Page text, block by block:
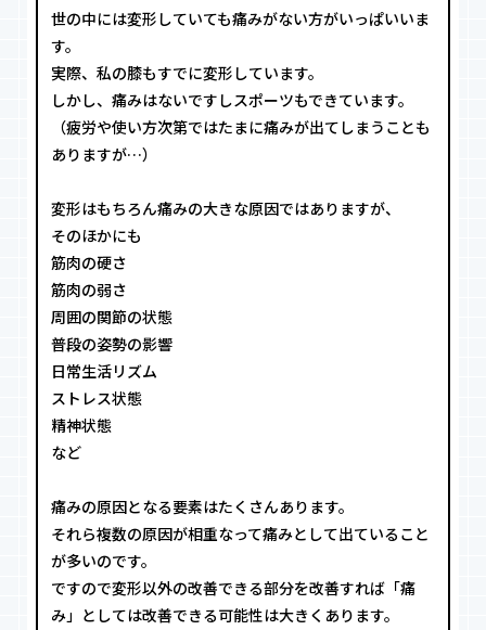
世の中には変形していても痛みがない方がいっぱいいま
す。
実際、私の膝もすでに変形しています。
しかし、痛みはないですしスポーツもできています。
（疲労や使い方次第ではたまに痛みが出てしまうことも
ありますが…）
変形はもちろん痛みの大きな原因ではありますが、
そのほかにも
筋肉の硬さ
筋肉の弱さ
周囲の関節の状態
普段の姿勢の影響
日常生活リズム
ストレス状態
精神状態
など
痛みの原因となる要素はたくさんあります。
それら複数の原因が相重なって痛みとして出ていること
が多いのです。
ですので変形以外の改善できる部分を改善すれば「痛
み」としては改善できる可能性は大きくあります。